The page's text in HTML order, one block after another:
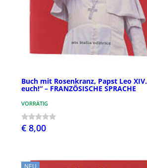
Buch mit Rosenkranz, Papst Leo
euch!“ – FRANZÖSISCHE SPRACHE
VORRÄTIG
€ 8,00
NEU